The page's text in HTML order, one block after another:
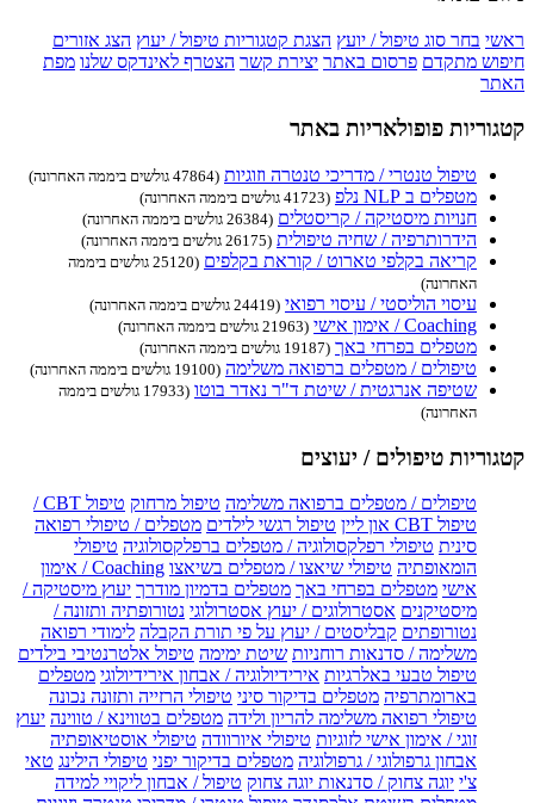
ראשי בחר סוג טיפול / יועץ הצגת קטגוריות טיפול / יעוץ הצג אזורים
חיפוש מתקדם פרסום באתר יצירת קשר הצטרף לאינדקס שלנו מפת
האתר
קטגוריות פופולאריות באתר
טיפול טנטרי / מדריכי טנטרה וזוגיות (47864 גולשים ביממה האחרונה)
מטפלים ב NLP נלפ (41723 גולשים ביממה האחרונה)
חנויות מיסטיקה / קריסטלים (26384 גולשים ביממה האחרונה)
הידרותרפיה / שחיה טיפולית (26175 גולשים ביממה האחרונה)
קריאה בקלפי טארוט / קוראת בקלפים
(25120 גולשים ביממה
האחרונה)
עיסוי הוליסטי / עיסוי רפואי (24419 גולשים ביממה האחרונה)
Coaching / אימון אישי (21963 גולשים ביממה האחרונה)
מטפלים בפרחי באך (19187 גולשים ביממה האחרונה)
טיפולים / מטפלים ברפואה משלימה (19100 גולשים ביממה האחרונה)
שטיפה אנרגטית / שיטת ד"ר נאדר בוטו
(17933 גולשים ביממה
האחרונה)
קטגוריות טיפולים / יעוצים
טיפולים / מטפלים ברפואה משלימה טיפול מרחוק
טיפול CBT /
טיפול CBT און ליין
טיפול רגשי לילדים מטפלים / טיפולי רפואה
סינית טיפולי רפלקסולוגיה / מטפלים ברפלקסולוגיה טיפולי
הומאופתיה טיפולי שיאצו / מטפלים בשיאצו
Coaching / אימון
אישי מטפלים בפרחי באך מטפלים בדמיון מודרך יעוץ מיסטיקה /
מיסטיקנים אסטרולוגים / יעוץ אסטרולוגי נטורופתיה ותזונה /
נטורופתים קבליסטים / יעוץ על פי תורת הקבלה לימודי רפואה
משלימה / סדנאות רוחניות שיטת ימימה טיפול אלטרנטיבי בילדים
טיפול טבעי באלרגיות אירידיולוגיה / אבחון אירידיולוגי מטפלים
בארומתרפיה מטפלים בדיקור סיני טיפולי הרזייה ותזונה נכונה
טיפולי רפואה משלימה להריון ולידה מטפלים בטווינא / טווינה יעוץ
זוגי / אימון אישי לזוגיות טיפולי איורוודה טיפולי אוסטיאופתיה
אבחון גרפולוגי / גרפולוגיה מטפלים בדיקור יפני טיפולי הילינג טאי
צ'י יוגה צחוק / סדנאות יוגה צחוק טיפול / אבחון ליקויי למידה